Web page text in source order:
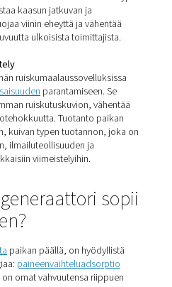
käytetään apukaasuna
tarkkojen leikkausten
ruostumattomalle
päällä takaa tasaisen ja
erittäin puhdasta
tai myöhästyneiden toimitusten
nykyaikaisessa panimossa –
ja peittämisessä
myös pakkauksissa, joissa
hiiltymistä. Tuottamalla typpeä
toimitusriippuvuuden
kaasua tuotannon